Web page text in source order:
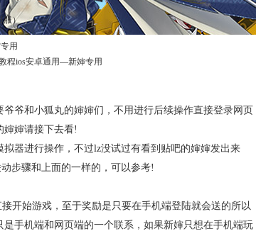
服）
用
程ios安卓通用—新婶专用
和小狐丸的婶婶们，不用进行后续操作直接登录网页
婶婶请接下去看!
进行操作，不过lz没试过有看到贴吧的婶婶发出来
步骤和上面的一样的，可以参考!
接开始游戏，至于奖励是只要在手机端登陆就会送的所以
手机端和网页端的一个联系，如果新婶只想在手机端玩